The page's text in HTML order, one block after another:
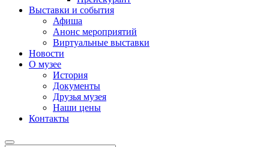
Выставки и события
Афиша
Анонс мероприятий
Виртуальные выставки
Новости
О музее
История
Документы
Друзья музея
Наши цены
Контакты